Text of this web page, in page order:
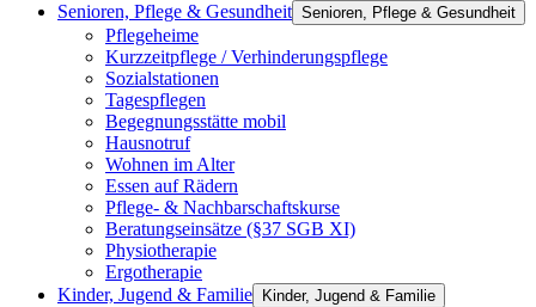
Senioren, Pflege & Gesundheit Senioren, Pflege & Gesundheit
Pflegeheime
Kurzzeitpflege / Verhinderungspflege
Sozialstationen
Tagespflegen
Begegnungsstätte mobil
Hausnotruf
Wohnen im Alter
Essen auf Rädern
Pflege- & Nachbarschaftskurse
Beratungseinsätze (§37 SGB XI)
Physiotherapie
Ergotherapie
Kinder, Jugend & Familie
Kinder, Jugend & Familie